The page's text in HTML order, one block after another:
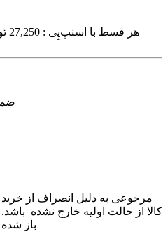
هر قسط با اسنپ‌پِی : 27,250
کالا از حالت اولیه خارج نشده
باز